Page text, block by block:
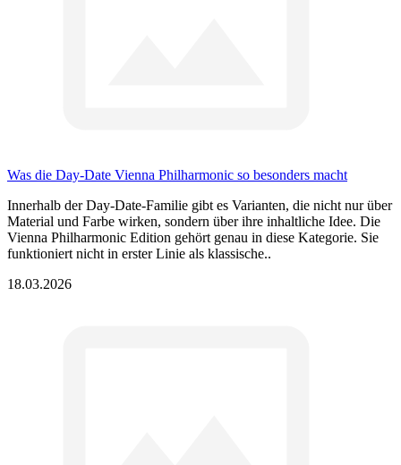
Was die Day-Date Vienna Philharmonic so besonders macht
Innerhalb der Day-Date-Familie gibt es Varianten, die nicht nur über
Material und Farbe wirken, sondern über ihre inhaltliche Idee. Die
Vienna Philharmonic Edition gehört genau in diese Kategorie. Sie
funktioniert nicht in erster Linie als klassische..
18.03.2026